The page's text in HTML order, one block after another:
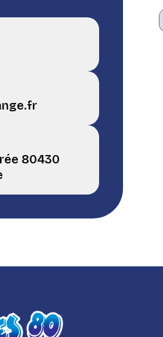
80430